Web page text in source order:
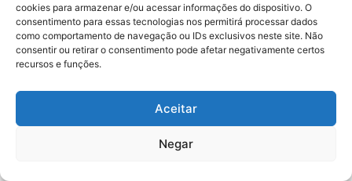
cookies para armazenar e/ou acessar informações do dispositivo. O
consentimento para essas tecnologias nos permitirá processar dados
como comportamento de navegação ou IDs exclusivos neste site. Não
consentir ou retirar o consentimento pode afetar negativamente certos
recursos e funções.
Aceitar
Negar